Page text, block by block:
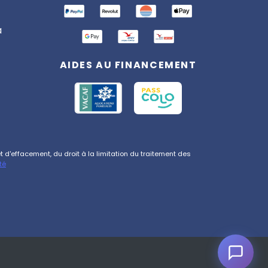
AIDES AU FINANCEMENT
d'effacement, du droit à la limitation du traitement des
Totemia. Posez-moi vos